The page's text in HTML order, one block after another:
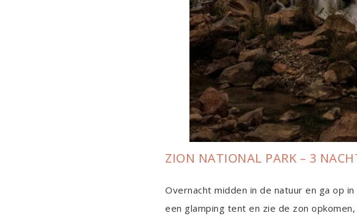
ZION NATIONAL PARK – 3
Overnacht midden in de natuur en ga op
een glamping tent en zie de zon